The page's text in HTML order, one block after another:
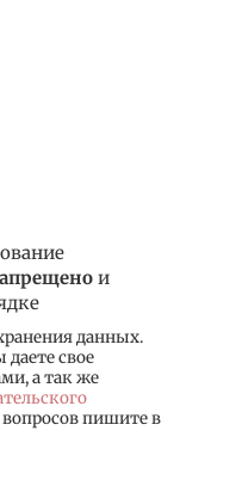
и
данных.
свое
а так же
пишите в